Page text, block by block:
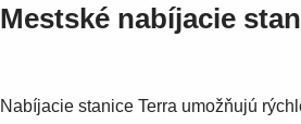
Mestské nabíjacie
Nabíjacie stanice Terra umožňujú